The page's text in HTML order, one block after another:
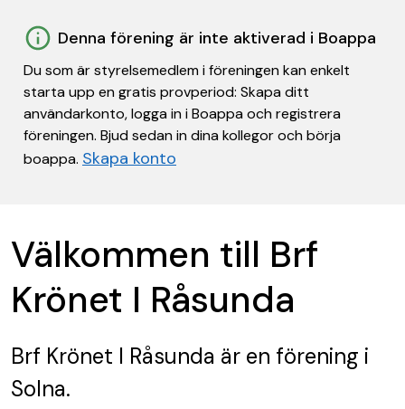
Denna förening är inte aktiverad i Boappa
Du som är styrelsemedlem i föreningen kan enkelt
starta upp en gratis provperiod: Skapa ditt
användarkonto, logga in i Boappa och registrera
föreningen. Bjud sedan in dina kollegor och börja
boappa. Skapa konto
Välkommen till Brf
Krönet I Råsunda
Brf Krönet I Råsunda är en förening i
Solna.